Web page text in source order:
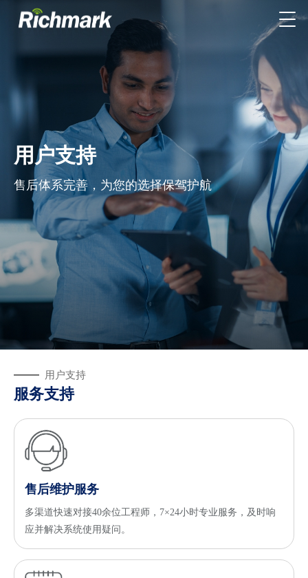
用户支持
售后体系完善，为您的选择保驾护航
用户支持
服务支持
售后维护服务
多渠道快速对接40余位工程师，7×24小时专业服务，及时响
应并解决系统使用疑问。